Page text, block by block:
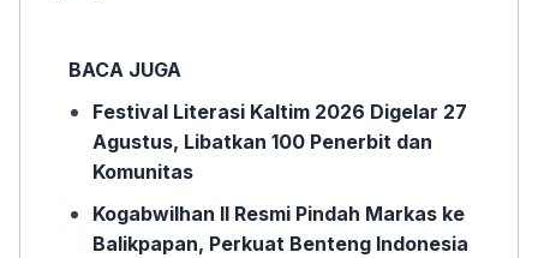
BACA JUGA
Festival Literasi Kaltim 2026 Digelar 27
Agustus, Libatkan 100 Penerbit dan
Komunitas
Kogabwilhan II Resmi Pindah Markas ke
Balikpapan, Perkuat Benteng Indonesia